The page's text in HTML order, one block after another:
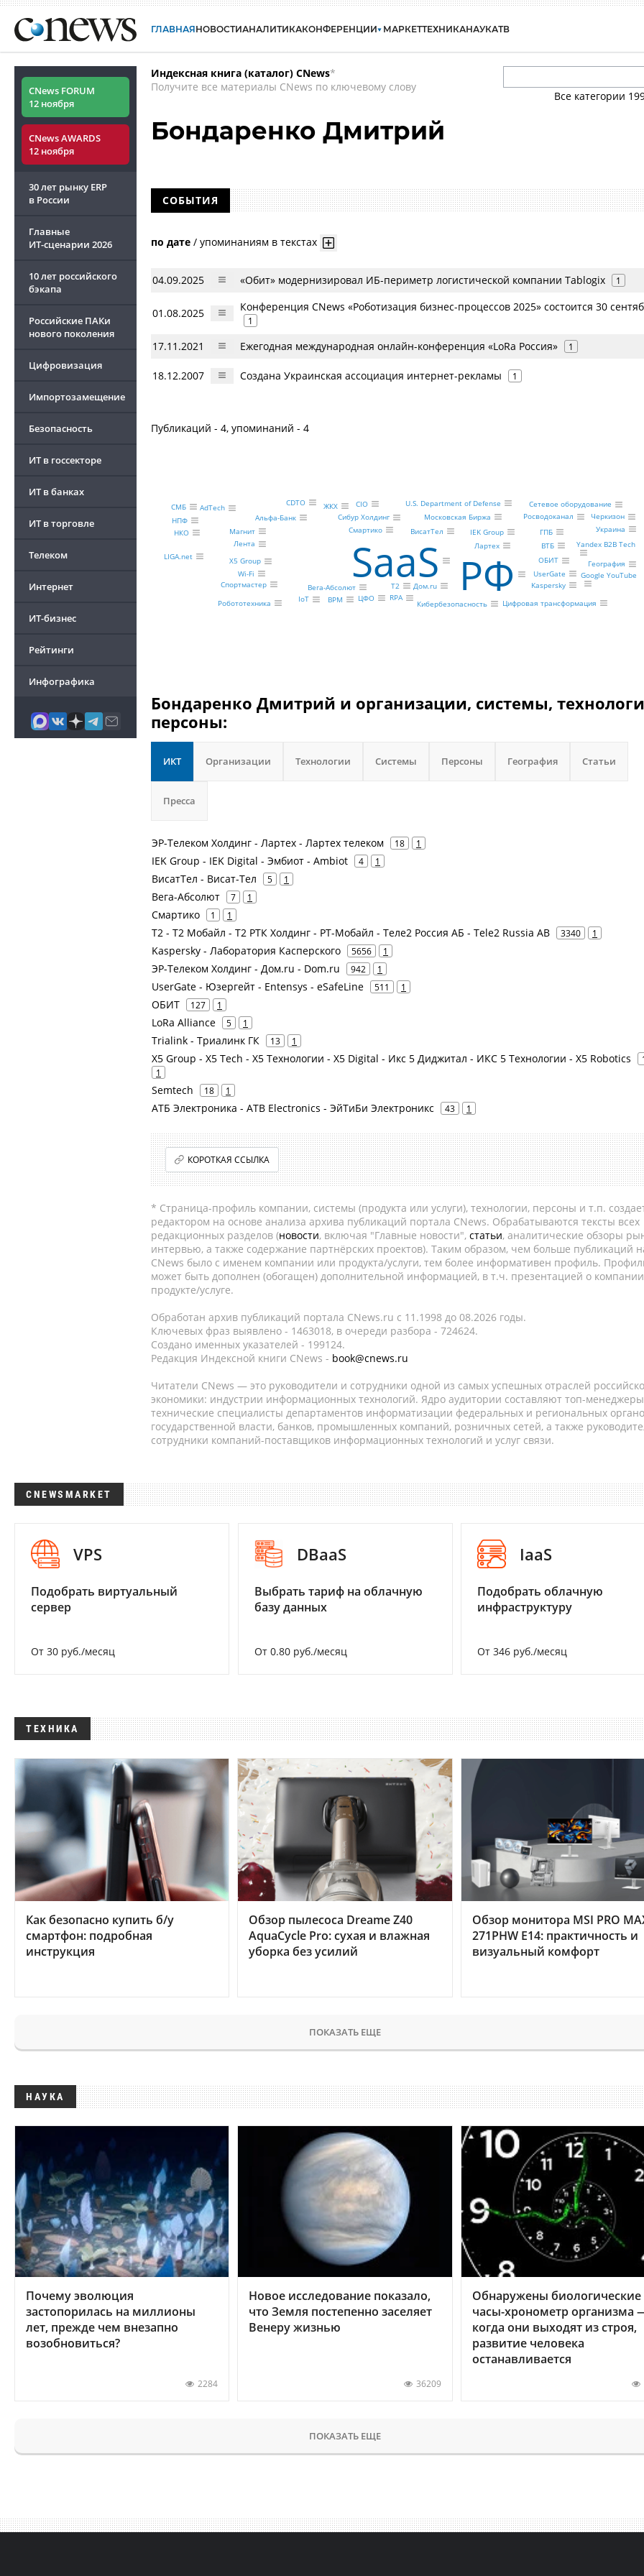
ГЛАВНАЯНОВОСТИАНАЛИТИКАКОНФЕРЕНЦИИ МАРКЕТТЕХНИКАНАУКАТВ
CNews FORUM
12 ноября
CNews AWARDS
12 ноября
30 лет рынку ERP
в России
Главные
ИТ-сценарии 2026
10 лет российского
бэкапа
Российские ПАКи
нового поколения
Цифровизация
Импортозамещение
Безопасность
ИТ в госсекторе
ИТ в банках
ИТ в торговле
Телеком
Интернет
ИТ-бизнес
Рейтинги
Инфографика
Индексная книга (каталог) CNews*
Получите все материалы CNews по ключевому слову
Все категории
Бондаренко Дмитрий
СОБЫТИЯ
по дате / упоминаниям в текстах
04.09.2025 «Обит» модернизировал ИБ-периметр логистической компании Tablogix 1
01.08.2025 Конференция CNews «Роботизация бизнес-процессов 2025» состоится 30
1
17.11.2021 Ежегодная международная онлайн-конференция «LoRa Россия» 1
18.12.2007 Создана Украинская ассоциация интернет-рекламы 1
Публикаций - 4, упоминаний - 4
SaaS РФ
Лартех
IEK Group
ВисатТел
Вега-Абсолют
Смартико
Т2 Kaspersky
Дом.ru
UserGate
ОБИТ
ВТБ
ГПБ
Росводоканал
Московская Биржа
Сибур Холдинг
Альфа-Банк
Магнит
Лента
X5 Group
Спортмастер
Wi-Fi
Робототехника
RPA
IoT Кибербезопасность
BPM Цифровая трансформация
Сетевое оборудование
Google YouTube
U.S. Department of Defense
Yandex B2B Tech
ЦФО
Украина
География
AdTech
Черкизон
CIO
ЖКХ
CDTO
СМБ
НКО
НПФ
LIGA.net
Бондаренко Дмитрий и организации, системы,
персоны:
ИКТ Организации Технологии Системы Персоны География Статьи
Пресса
ЭР-Телеком Холдинг - Лартех - Лартех телеком 18 1
IEK Group - IEK Digital - Эмбиот - Ambiot 4 1
ВисатТел - Висат-Тел 5 1
Вега-Абсолют 7 1
Смартико 1 1
Т2 - Т2 Мобайл - Т2 РТК Холдинг - РТ-Мобайл - Теле2 Россия АБ - Tele2 Russia AB 3340 1
Kaspersky - Лаборатория Касперского 5656 1
ЭР-Телеком Холдинг - Дом.ru - Dom.ru 942 1
UserGate - Юзергейт - Entensys - eSafeLine 511 1
ОБИТ 127 1
LoRa Alliance 5 1
Trialink - Триалинк ГК 13 1
X5 Group - X5 Tech - X5 Технологии - X5 Digital - Икс 5 Диджитал - ИКС 5 Технологии - X5 Robotics
1
Semtech 18 1
АТБ Электроника - ATB Electronics - ЭйТиБи Электроникс 43 1
КОРОТКАЯ ССЫЛКА
* Страница-профиль компании, системы (продукта или услуги), технологии, персоны и т.п.
редактором на основе анализа архива публикаций портала CNews. Обрабатываются тексты всех
редакционных разделов (новости, включая "Главные новости", статьи, аналитические обзоры
интервью, а также содержание партнёрских проектов). Таким образом, чем больше публикаций
CNews было с именем компании или продукта/услуги, тем более информативен профиль.
может быть дополнен (обогащен) дополнительной информацией, в т.ч. презентацией о
продукте/услуге.
Обработан архив публикаций портала CNews.ru c 11.1998 до 08.2026 годы.
Ключевых фраз выявлено - 1463018, в очереди разбора - 724624.
Создано именных указателей - 199124.
Редакция Индексной книги CNews - book@cnews.ru
Читатели CNews — это руководители и сотрудники одной из самых успешных отраслей
экономики: индустрии информационных технологий. Ядро аудитории составляют топ-
технические специалисты департаментов информатизации федеральных и региональных
государственной власти, банков, промышленных компаний, розничных сетей, а также
сотрудники компаний-поставщиков информационных технологий и услуг связи.
CNEWSMARKET
VPS
Подобрать виртуальный
сервер
От 30 руб./месяц
DBaaS
Выбрать тариф на облачную
базу данных
От 0.80 руб./месяц
IaaS
Подобрать облачную
инфраструктуру
От 346 руб./месяц
ТЕХНИКА
Как безопасно купить б/у
смартфон: подробная
инструкция
Обзор пылесоса Dreame Z40
AquaCycle Pro: сухая и влажная
уборка без усилий
Обзор монитора MSI PRO
271PHW E14: практичность и
визуальный комфорт
ПОКАЗАТЬ ЕЩЕ
НАУКА
Почему эволюция
застопорилась на миллионы
лет, прежде чем внезапно
возобновиться?
2284
Новое исследование показало,
что Земля постепенно заселяет
Венеру жизнью
36209
Обнаружены биологические
часы-хронометр организма
когда они выходят из строя,
развитие человека
останавливается
ПОКАЗАТЬ ЕЩЕ